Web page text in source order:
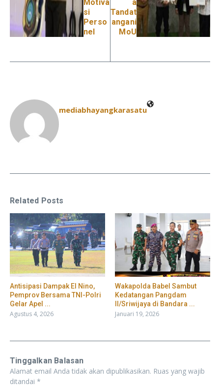
Motiva
si
Perso
nel
a
Tandat
angani
MoU
mediabhayangkarasatu
Related Posts
​Antisipasi Dampak El Nino,
Pemprov Bersama TNI-Polri
Gelar Apel ...
Agustus 4, 2026
Wakapolda Babel Sambut
Kedatangan Pangdam
II/Sriwijaya di Bandara ...
Januari 19, 2026
Tinggalkan Balasan
Alamat email Anda tidak akan dipublikasikan. Ruas yang wajib
ditandai *